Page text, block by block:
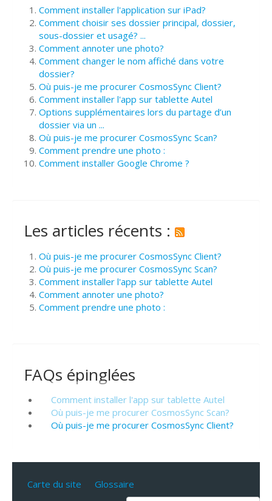
Comment installer l'application sur iPad?
Comment choisir ses dossier principal, dossier,
sous-dossier et usagé? ...
Comment annoter une photo?
Comment changer le nom affiché dans votre
dossier?
Où puis-je me procurer CosmosSync Client?
Comment installer l'app sur tablette Autel
Options supplémentaires lors du partage d’un
dossier via un ...
Où puis-je me procurer CosmosSync Scan?
Comment prendre une photo :
Comment installer Google Chrome ?
Les articles récents :
Où puis-je me procurer CosmosSync Client?
Où puis-je me procurer CosmosSync Scan?
Comment installer l'app sur tablette Autel
Comment annoter une photo?
Comment prendre une photo :
FAQs épinglées
Comment installer l'app sur tablette Autel
Où puis-je me procurer CosmosSync Scan?
Où puis-je me procurer CosmosSync Client?
Carte du site Glossaire